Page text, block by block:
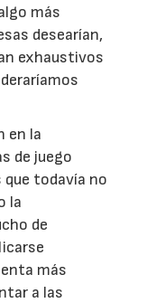
más
desearían,
exhaustivos
en la
de juego
todavía no
la
de
más
a las